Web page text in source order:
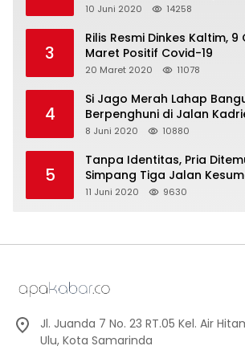
10 Juni 2020 14258
3
Rilis Resmi Dinkes Kaltim, 9
Maret Positif Covid-19
20 Maret 2020 11078
4
Si Jago Merah Lahap
Berpenghuni di Jalan
8 Juni 2020 10880
5
Tanpa Identitas, Pria
Simpang Tiga Jalan
11 Juni 2020 9630
Jl. Juanda 7 No. 23 RT.05 Kel. Air
Ulu, Kota Samarinda